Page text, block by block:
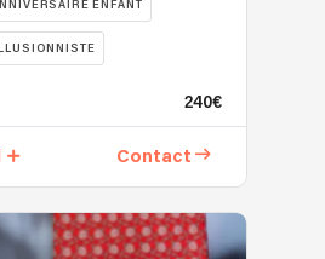
ENFANT
ILLUSIONNISTE
240€
Contact